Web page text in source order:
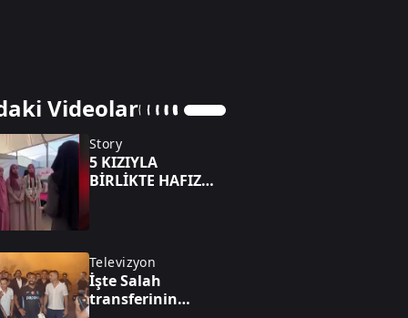
Videolar
Story
5 KIZIYLA
BİRLİKTE HAFIZ
Televizyon
İşte Salah
transferinin